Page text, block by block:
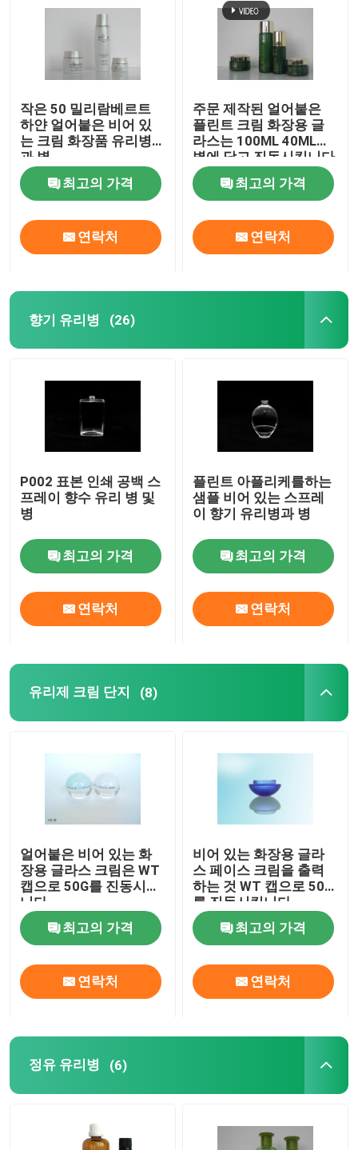
집
우리 에 관한 것
공장 투어
품질 관리
저희와 연락
인용 을 요청 하십시오
비어 있는 유리병
유리제 크림 단지
유리제 음료 병
병을 공급하는 글라스 유아
화장품 포장 상자
종이 운반체 백
작은 50 밀리람베르트
하얀 얼어붙은 비어 있
는 크림 화장품 유리병
과 병
최고의 가격
연락처
주문 제작된 얼어붙은
플린트 크림 화장용 글
라스는 100ML 40ML을
병에 담고 진동시킵니다
최고의 가격
연락처
향기 유리병 (26)
P002 표본 인쇄 공백 스
프레이 향수 유리 병 및
병
최고의 가격
연락처
플린트 아플리케를하는
샘플 비어 있는 스프레
이 향기 유리병과 병
최고의 가격
연락처
유리제 크림 단지 (8)
얼어붙은 비어 있는 화
장용 글라스 크림은 WT
캡으로 50G를 진동시킵
니다
최고의 가격
연락처
비어 있는 화장용 글라
스 페이스 크림을 출력
하는 것 WT 캡으로 50G
를 진동시킵니다
최고의 가격
연락처
정유 유리병 (6)